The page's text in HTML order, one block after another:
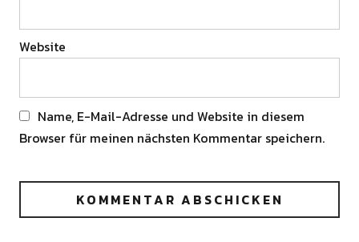
Website
Name, E-Mail-Adresse und Website in diesem
Browser für meinen nächsten Kommentar speichern.